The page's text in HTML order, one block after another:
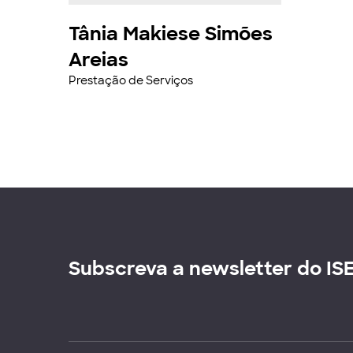
Tânia Makiese Simões
Areias
Prestação de Serviços
Subscreva a newsletter do